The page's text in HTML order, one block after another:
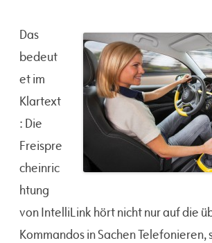
Das
bedeut
et im
Klartext
: Die
Freispre
cheinric
htung
von IntelliLink hört nicht nur auf die
Kommandos in Sachen Telefonieren,